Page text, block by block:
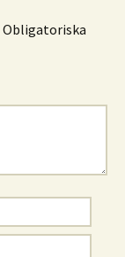
Obligatoriska